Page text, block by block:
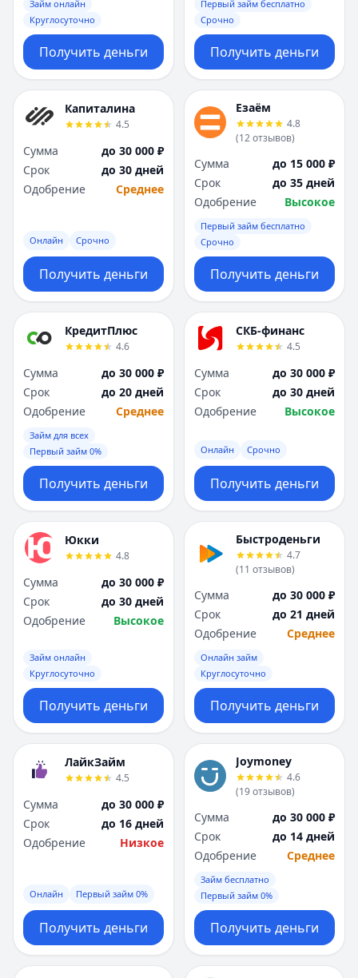
Займ онлайн
Круглосуточно
Получить деньги
Первый займ бесплатно
Срочно
Получить деньги
Капиталина
4.5
Сумма
до 30 000 ₽
Срок
до 30 дней
Одобрение
Среднее
Онлайн Срочно
Получить деньги
Езаём
4.8
(12отзывов)
Сумма
до 15 000 ₽
Срок
до 35 дней
Одобрение
Высокое
Первый займ бесплатно
Срочно
Получить деньги
КредитПлюс
4.6
Сумма
до 30 000 ₽
Срок
до 20 дней
Одобрение
Среднее
Займ для всех
Первый займ 0%
Получить деньги
СКБ-финанс
4.5
Сумма
до 30 000 ₽
Срок
до 30 дней
Одобрение
Высокое
Онлайн Срочно
Получить деньги
Юкки
4.8
Сумма
до 30 000 ₽
Срок
до 30 дней
Одобрение
Высокое
Займ онлайн
Круглосуточно
Получить деньги
Быстроденьги
4.7
(11 отзывов)
Сумма
до 30 000 ₽
Срок
до 21 дней
Одобрение
Среднее
Онлайн займ
Круглосуточно
Получить деньги
ЛайкЗайм
4.5
Сумма
до 30 000 ₽
Срок
до 16 дней
Одобрение
Низкое
Онлайн Первый займ 0%
Получить деньги
Joymoney
4.6
(19отзывов)
Сумма
до 30 000 ₽
Срок
до 14 дней
Одобрение
Среднее
Займ бесплатно
Первый займ 0%
Получить деньги